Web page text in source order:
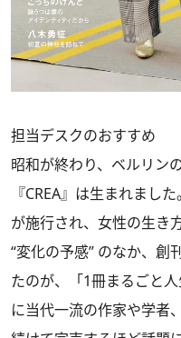
担当デスクのおすすめ
昭和が終わり、ベルリン
『CREA』は生まれまし
が施行され、女性の生
“変化の予感” のなか、創
たのが、「1冊まるごと
に当代一流の作家や学者